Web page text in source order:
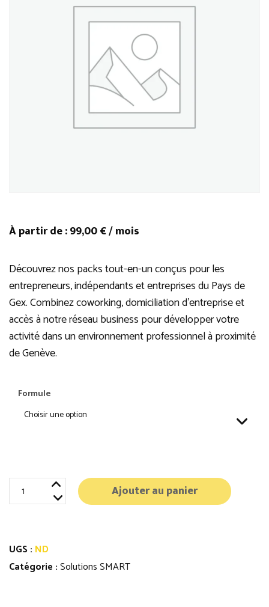
À partir de :99,00€/ mois
Découvrez nos packs tout-en-un conçus pour les
entrepreneurs, indépendants et entreprises du Pays de
Gex. Combinez coworking, domiciliation d’entreprise et
accès à notre réseau business pour développer votre
activité dans un environnement professionnel à proximité
de Genève.
Formule
quantité
de
+
Domiciliation
Ajouter au panier
UGS : ND
Catégorie :Solutions SMART